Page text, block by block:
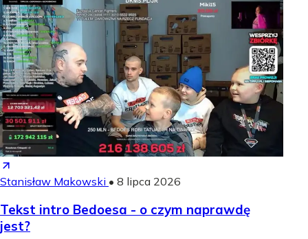
Stanisław Makowski • 8 lipca 2026
Tekst intro Bedoesa - o czym naprawdę
jest?